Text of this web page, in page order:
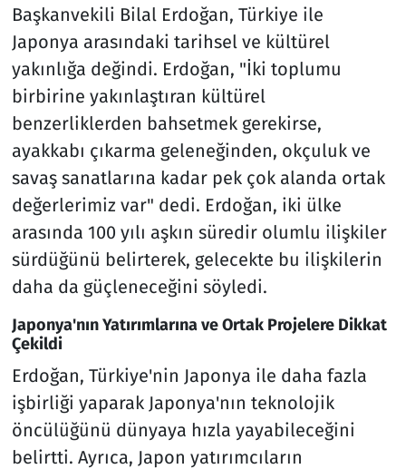
Başkanvekili Bilal Erdoğan, Türkiye ile
Japonya arasındaki tarihsel ve kültürel
yakınlığa değindi. Erdoğan, "İki toplumu
birbirine yakınlaştıran kültürel
benzerliklerden bahsetmek gerekirse,
ayakkabı çıkarma geleneğinden, okçuluk ve
savaş sanatlarına kadar pek çok alanda ortak
değerlerimiz var" dedi. Erdoğan, iki ülke
arasında 100 yılı aşkın süredir olumlu ilişkiler
sürdüğünü belirterek, gelecekte bu ilişkilerin
daha da güçleneceğini söyledi.
Japonya'nın Yatırımlarına ve Ortak Projelere Dikkat
Çekildi
Erdoğan, Türkiye'nin Japonya ile daha fazla
işbirliği yaparak Japonya'nın teknolojik
öncülüğünü dünyaya hızla yayabileceğini
belirtti. Ayrıca, Japon yatırımcıların